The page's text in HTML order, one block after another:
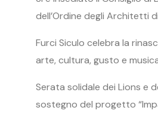
dell’Ordine degli Architetti
Furci Siculo celebra la
arte, cultura, gusto e
Serata solidale dei Lions e
sostegno del progetto